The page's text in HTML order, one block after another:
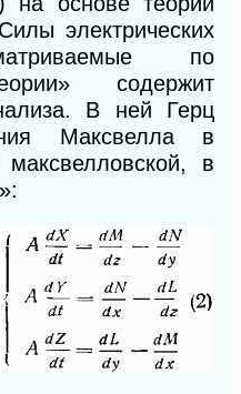
электрических
по
содержит
В ней Герц
Максвелла в
в